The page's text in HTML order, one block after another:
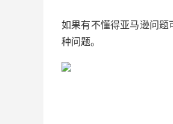
如果有不懂得亚马逊问
种问题。